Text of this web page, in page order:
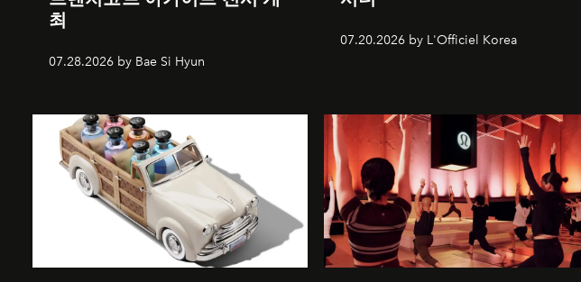
최
07.28.2026 by Bae Si Hyun
07.20.2026 by L'Officiel Korea